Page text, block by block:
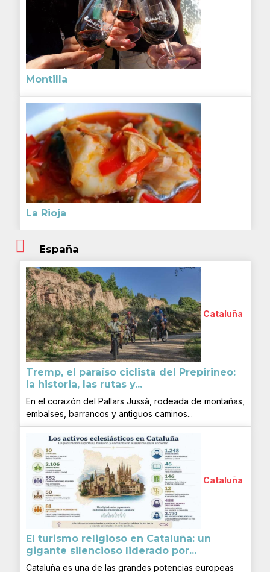
Montilla
La Rioja
España
Cataluña
Tremp, el paraíso ciclista del Prepirineo:
la historia, las rutas y...
En el corazón del Pallars Jussà, rodeada de montañas,
embalses, barrancos y antiguos caminos...
Cataluña
El turismo religioso en Cataluña: un
gigante silencioso liderado por...
Cataluña es una de las grandes potencias europeas